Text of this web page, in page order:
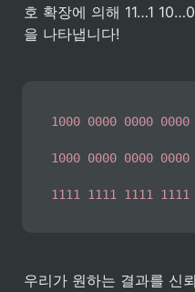
호 확장에 의해 11…1
을 나타냅니다!
1000 0000 0000 0000
1000 0000 0000 0000
1111 1111 1111 1111
우리가 원하는 결과를 신